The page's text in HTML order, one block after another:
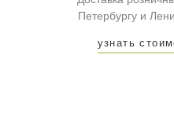
Петербургу и
узнать